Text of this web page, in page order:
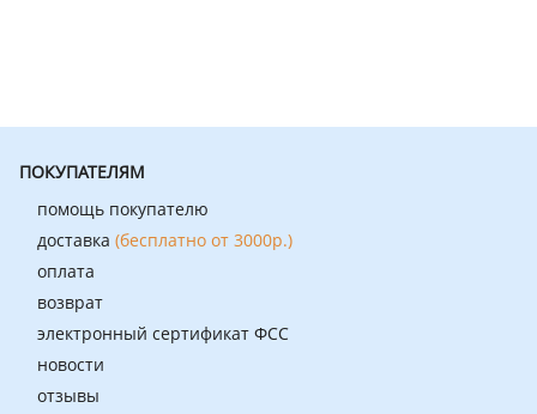
ПОКУПАТЕЛЯМ
помощь покупателю
доставка (бесплатно от 3000р.)
оплата
возврат
электронный сертификат ФСС
новости
отзывы